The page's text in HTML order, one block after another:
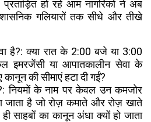
प्रताड़ित हो रहे आम नागरिकों ने अब
गलियारों तक सीधे और तीखे
है?: क्या रात के 2:00 बजे या 3:00
इमरजेंसी या आपातकालीन सेवा के
की सीमाएं हटा दी गईं?
नियमों के नाम पर केवल उन कमजोर
जाता है जो रोज़ कमाते और रोज़ खाते
साहबों का कानून अंधा क्यों हो जाता